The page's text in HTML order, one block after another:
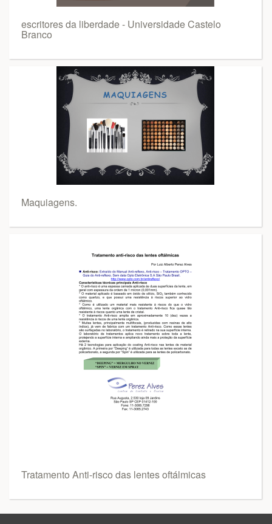
escritores da liberdade - Universidade Castelo
Branco
Maquiagens.
Tratamento Anti-risco das lentes oftálmicas